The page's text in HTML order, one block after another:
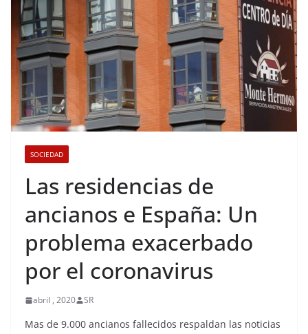
SOCIEDAD
Las residencias de
ancianos e España: Un
problema exacerbado
por el coronavirus
abril , 2020 SR
Mas de 9.000 ancianos fallecidos respaldan las noticias